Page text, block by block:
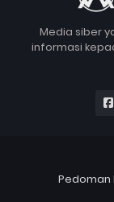
Media siber
informasi
Pedoman